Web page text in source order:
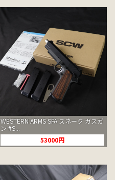
WESTERN ARMS SFA スネーク ガスガ
ン #S...
53000円